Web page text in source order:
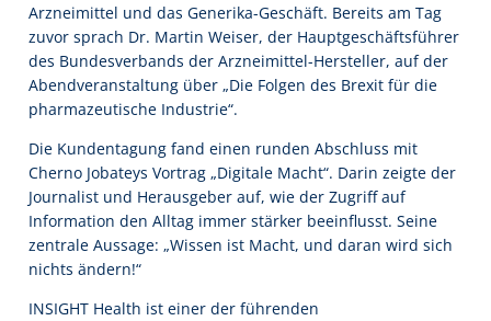
Arzneimittel und das Generika-Geschäft. Bereits am Tag
zuvor sprach Dr. Martin Weiser, der Hauptgeschäftsführer
des Bundesverbands der Arzneimittel-Hersteller, auf der
Abendveranstaltung über „Die Folgen des Brexit für die
pharmazeutische Industrie“.
Die Kundentagung fand einen runden Abschluss mit
Cherno Jobateys Vortrag „Digitale Macht“. Darin zeigte der
Journalist und Herausgeber auf, wie der Zugriff auf
Information den Alltag immer stärker beeinflusst. Seine
zentrale Aussage: „Wissen ist Macht, und daran wird sich
nichts ändern!“
INSIGHT Health ist einer der führenden